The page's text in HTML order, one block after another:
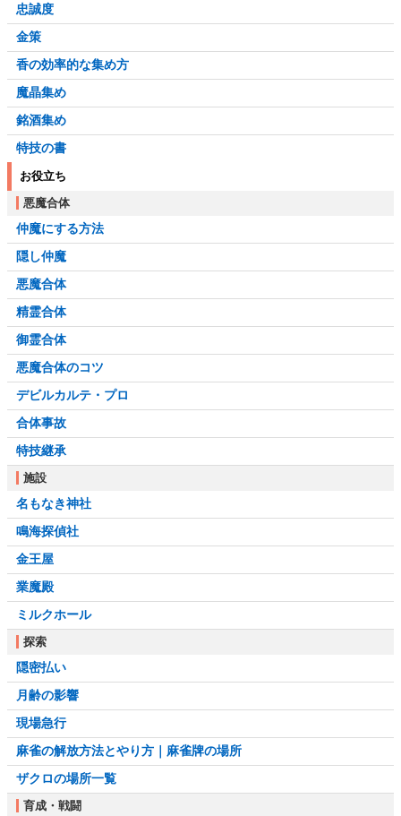
忠誠度
金策
香の効率的な集め方
魔晶集め
銘酒集め
特技の書
お役立ち
悪魔合体
仲魔にする方法
隠し仲魔
悪魔合体
精霊合体
御霊合体
悪魔合体のコツ
デビルカルテ・プロ
合体事故
特技継承
施設
名もなき神社
鳴海探偵社
金王屋
業魔殿
ミルクホール
探索
隠密払い
月齢の影響
現場急行
麻雀の解放方法とやり方｜麻雀牌の場所
ザクロの場所一覧
育成・戦闘